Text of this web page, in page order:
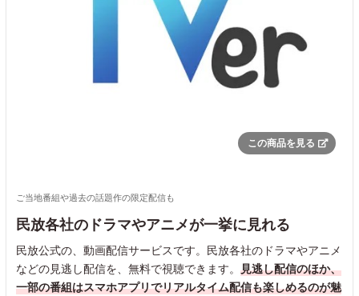
この商品を見る
ご当地番組や過去の話題作の限定配信も
民放各社のドラマやアニメが一挙に見れる
民放公式の、動画配信サービスです。民放各社のドラマやアニメ
などの見逃し配信を、無料で視聴できます。 見逃し配信のほか、
一部の番組はスマホアプリでリアルタイム配信も楽しめるのが魅